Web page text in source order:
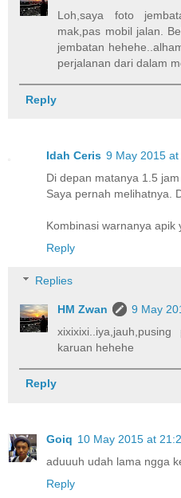
Loh,saya foto
mak,pas mobil jalan.
jembatan
perjalanan dari dalam
Reply
Idah Ceris 9 May 2015
Di depan matanya 1.5
Saya pernah melihatnya.
Kombinasi warnanya apik
Reply
Replies
HM Zwan
9 May
karuan hehehe
Reply
Goiq 10 May 2015 at
aduuuh udah lama ngga
Reply